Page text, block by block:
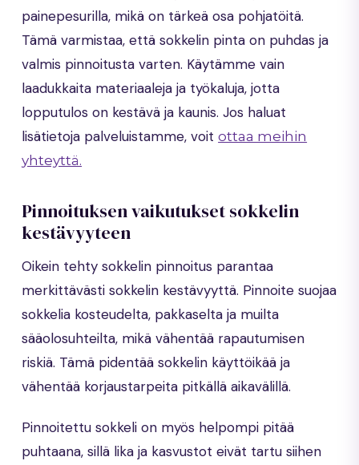
painepesurilla, mikä on tärkeä osa pohjatöitä.
Tämä varmistaa, että sokkelin pinta on puhdas ja
valmis pinnoitusta varten. Käytämme vain
laadukkaita materiaaleja ja työkaluja, jotta
lopputulos on kestävä ja kaunis. Jos haluat
lisätietoja palveluistamme, voitottaa meihin
yhteyttä.
Pinnoituksen vaikutukset sokkelin
kestävyyteen
Oikein tehty sokkelin pinnoitus parantaa
merkittävästi sokkelin kestävyyttä. Pinnoite suojaa
sokkelia kosteudelta, pakkaselta ja muilta
sääolosuhteilta, mikä vähentää rapautumisen
riskiä. Tämä pidentää sokkelin käyttöikää ja
vähentää korjaustarpeita pitkällä aikavälillä.
Pinnoitettu sokkeli on myös helpompi pitää
puhtaana, sillä lika ja kasvustot eivät tartu siihen